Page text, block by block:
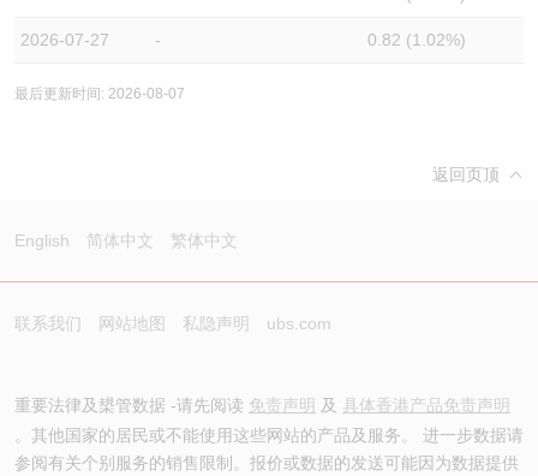
2026-07-27 - 0.82 (1.02%)
最后更新时间: 2026-08-07
返回页顶
English 简体中文 繁体中文
联系我们 网站地图 私隐声明 ubs.com
重要法律及槼管数据 -请先阅读 免责声明 及 具体香港产品免责声明
。其他国家的居民或不能使用这些网站的产品及服务。 进一步数据请
参阅有关个别服务的销售限制。报价或数据的发送可能因为数据提供